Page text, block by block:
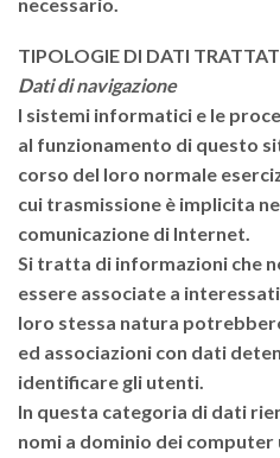
TIPOLOGIE DI DATI
Dati di navigazione
I sistemi informatici e le
al funzionamento di questo
corso del loro normale
cui trasmissione è implicita
comunicazione di Internet.
Si tratta di informazioni che
essere associate a
loro stessa natura
ed associazioni con dati
identificare gli utenti.
In questa categoria di dati
nomi a dominio dei